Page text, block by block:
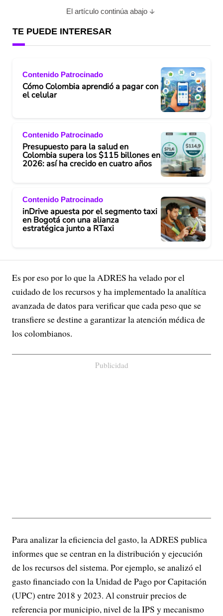
El artículo continúa abajo
TE PUEDE INTERESAR
Contenido Patrocinado
Cómo Colombia aprendió a pagar con
el celular
Contenido Patrocinado
Presupuesto para la salud en
Colombia supera los $115 billones en
2026: así ha crecido en cuatro años
Contenido Patrocinado
inDrive apuesta por el segmento taxi
en Bogotá con una alianza
estratégica junto a RTaxi
Es por eso por lo que la ADRES ha velado por el
cuidado de los recursos y ha implementado la analítica
avanzada de datos para verificar que cada peso que se
transfiere se destine a garantizar la atención médica de
los colombianos.
Publicidad
Para analizar la eficiencia del gasto, la ADRES publica
informes que se centran en la distribución y ejecución
de los recursos del sistema. Por ejemplo, se analizó el
gasto financiado con la Unidad de Pago por Capitación
(UPC) entre 2018 y 2023. Al construir precios de
referencia por municipio, nivel de la IPS y mecanismo